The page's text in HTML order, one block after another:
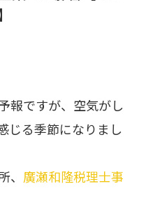
報ですが、空気がし
じる季節になりまし
廣瀬和隆税理士事